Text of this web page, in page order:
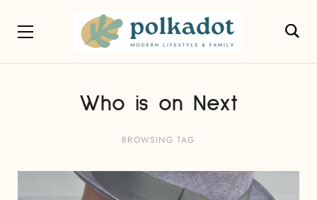
Who is on Next
BROWSING TAG